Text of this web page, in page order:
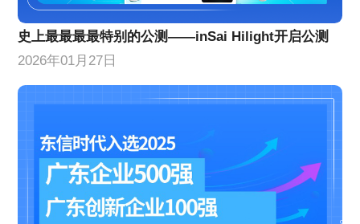
史上最最最最特别的公测——inSai Hilight开启公测
2026年01月27日